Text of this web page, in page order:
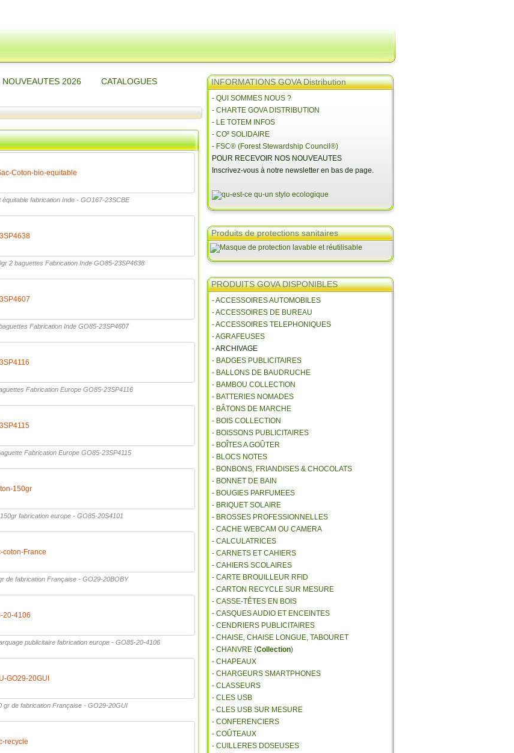
NOUVEAUTES 2026 CATALOGUES
Coton-bio-equitable
fabrication Inde - GO167-23SCBE
2 baguettes Fabrication Inde GO85-23SP4638
Fabrication Inde GO85-23SP4607
Fabrication Europe GO85-23SP4116
Fabrication Europe GO85-23SP4115
150gr
fabrication europe - GO85-20S4101
coton-France
de fabrication Française - GO29-20BOBY
20-4106
publicitaire fabrication europe - GO85-20-4106
GO29-20GUI
gr de fabrication Française - GO29-20GUI
recycle
INFORMATIONS GOVA Distribution
- QUI SOMMES NOUS ?
- CHARTE GOVA DISTRIBUTION
- LE TOTEM INFOS
- CO² SOLIDAIRE
- FSC® (Forest Stewardship Council®)
POUR RECEVOIR NOS NOUVEAUTES
Inscrivez-vous à notre newsletter en bas de page.
Produits de protections sanitaires
PRODUITS GOVA DISPONIBLES
- ACCESSOIRES AUTOMOBILES
- ACCESSOIRES DE BUREAU
- ACCESSOIRES TELEPHONIQUES
- AGRAFEUSES
- ARCHIVAGE
- BADGES PUBLICITAIRES
- BALLONS DE BAUDRUCHE
- BAMBOU COLLECTION
- BATTERIES NOMADES
- BÂTONS DE MARCHE
- BOIS COLLECTION
- BOISSONS PUBLICITAIRES
- BOÎTES A GOÛTER
- BLOCS NOTES
- BONBONS, FRIANDISES & CHOCOLATS
- BONNET DE BAIN
- BOUGIES PARFUMEES
- BRIQUET SOLAIRE
- BROSSES PROFESSIONNELLES
- CACHE WEBCAM OU CAMERA
- CALCULATRICES
- CARNETS ET CAHIERS
- CAHIERS SCOLAIRES
- CARTE BROUILLEUR RFID
- CARTON RECYCLE SUR MESURE
- CASSE-TÊTES EN BOIS
- CASQUES AUDIO ET ENCEINTES
- CENDRIERS PUBLICITAIRES
- CHAISE, CHAISE LONGUE, TABOURET
- CHANVRE (Collection)
- CHAPEAUX
- CHARGEURS SMARTPHONES
- CLASSEURS
- CLES USB
- CLES USB SUR MESURE
- CONFERENCIERS
- COÛTEAUX
- CUILLERES DOSEUSES